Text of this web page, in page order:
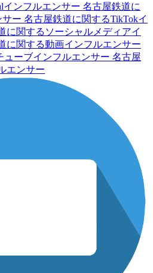
インフルエンサー 名古屋鉄道に
サー 名古屋鉄道に関するTikTokイ
に関するソーシャルメディアイ
に関する動画インフルエンサー
ーブインフルエンサー 名古屋
エンサー